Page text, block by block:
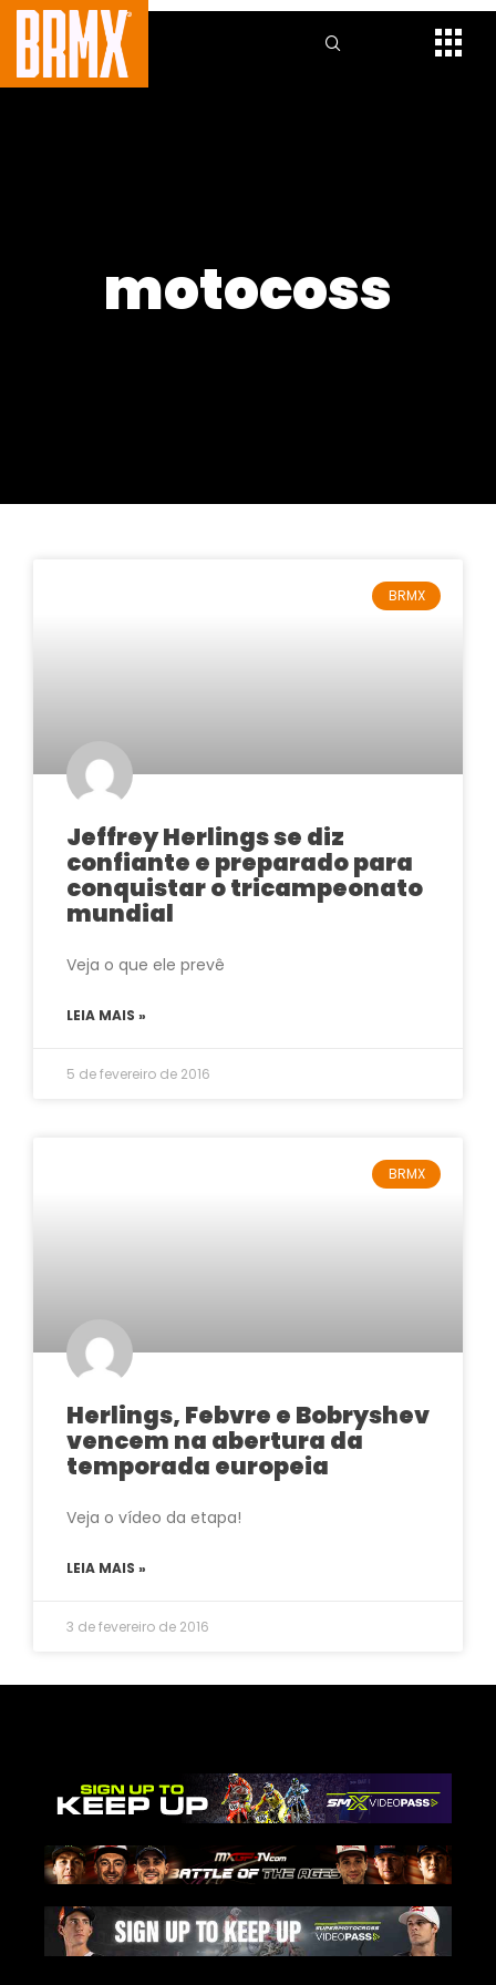
motocoss
BRMX
Jeffrey Herlings se diz
confiante e preparado para
conquistar o tricampeonato
mundial
Veja o que ele prevê
LEIA MAIS »
5 de fevereiro de 2016
BRMX
Herlings, Febvre e Bobryshev
vencem na abertura da
temporada europeia
Veja o vídeo da etapa!
LEIA MAIS »
3 de fevereiro de 2016